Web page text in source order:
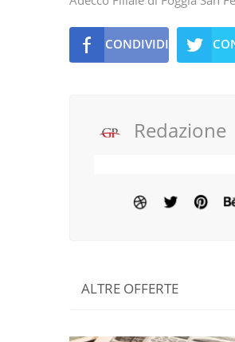
CONDIVIDI
Redazione
ALTRE OFFERTE